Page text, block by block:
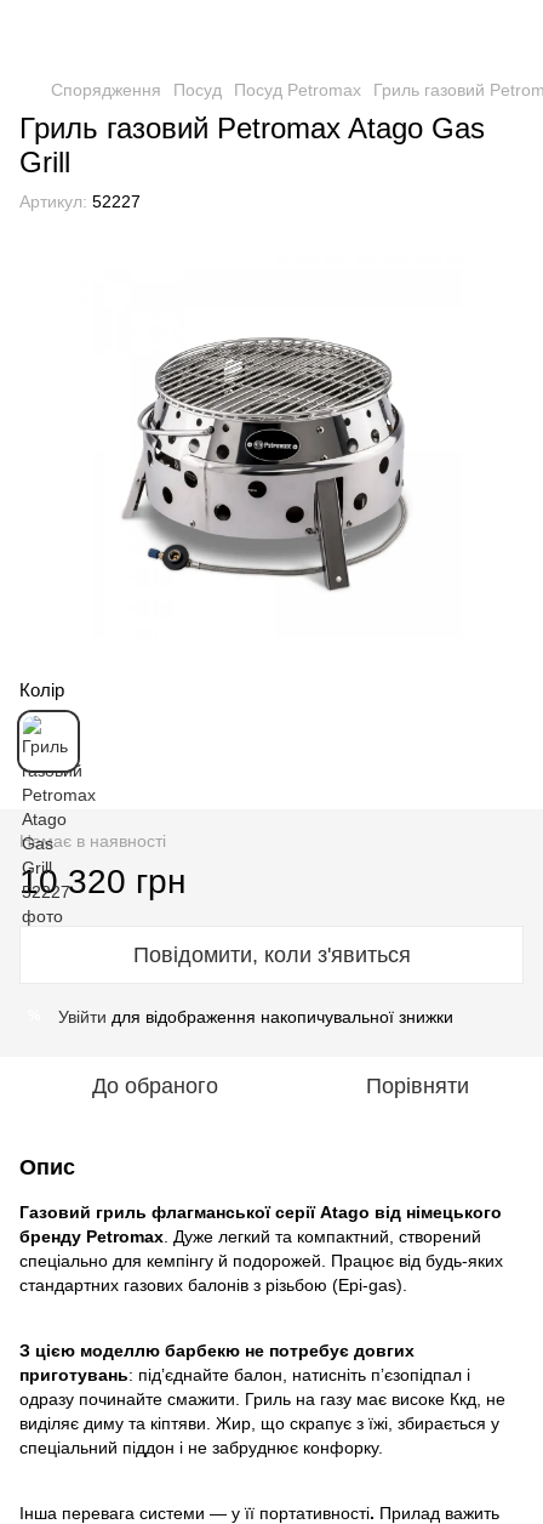
Спорядження Посуд Посуд Petromax Гриль газовий
Гриль газовий Petromax Atago Gas
Grill
Артикул: 52227
Колір
Немає в наявності
10 320 грн
Повідомити, коли з'явиться
Увійти для відображення накопичувальної знижки
До обраного Порівняти
Опис
Газовий гриль флагманської серії Atago від німецького
бренду Petromax . Дуже легкий та компактний, створений
спеціально для кемпінгу й подорожей. Працює від будь-яких
стандартних газових балонів з різьбою (Epi-gas).
З цією моделлю барбекю не потребує довгих
приготувань: підʼєднайте балон, натисніть пʼєзопідпал і
одразу починайте смажити. Гриль на газу має високе Ккд, не
виділяє диму та кіптяви. Жир, що скрапує з їжі, збирається у
спеціальний піддон і не забруднює конфорку.
Інша перевага системи — у її портативності. Прилад важить